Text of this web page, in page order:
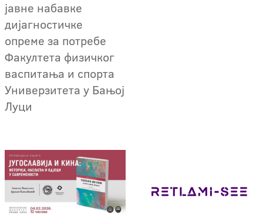
јавне набавке
дијагностичке
опреме за потребе
Факултета физичког
васпитања и спорта
Универзитета у Бањој
Луци